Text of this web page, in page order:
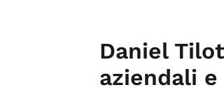
Daniel
aziendali